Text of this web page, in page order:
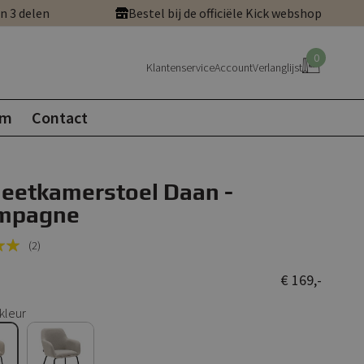
3 delen Bestel bij de officiële Kick webshop
KlantenserviceAccountVerlanglijst
0
Contact
Daan -
(2)
€ 169,-